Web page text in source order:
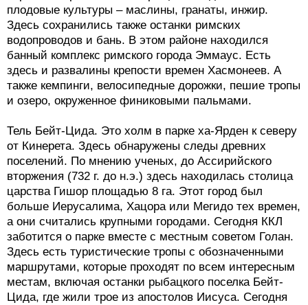
плодовые культуры – маслины, гранаты, инжир.
Здесь сохранились также останки римских
водопроводов и бань. В этом районе находился
банный комплекс римского города Эммаус. Есть
здесь и развалины крепости времен Хасмонеев. А
также кемпинги, велосипедные дорожки, пешие тропы
и озеро, окруженное финиковыми пальмами.
Тель Бейт-Цида. Это холм в парке ха-Ярден к северу
от Кинерета. Здесь обнаружены следы древних
поселений. По мнению ученых, до Ассирийского
вторжения (732 г. до н.э.) здесь находилась столица
царства Гишор площадью 8 га. Этот город был
больше Иерусалима, Хацора или Мегидо тех времен,
а они считались крупными городами. Сегодня ККЛ
заботится о парке вместе с местным советом Голан.
Здесь есть туристические тропы с обозначенными
маршрутами, которые проходят по всем интересным
местам, включая останки рыбацкого поселка Бейт-
Цида, где жили трое из апостолов Иисуса. Сегодня